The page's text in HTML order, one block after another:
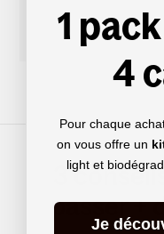
3
passer +
1
4
Pour chaque
on vous offre un
light et
Je